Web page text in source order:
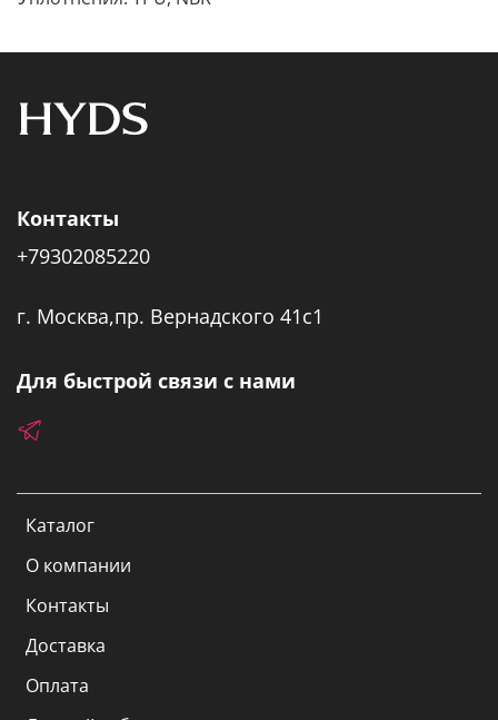
Каталог
О компании
Контакты
Доставка
Оплата
Контакты
+79302085220
г. Москва,пр. Вернадского 41с1
Для быстрой связи с нами